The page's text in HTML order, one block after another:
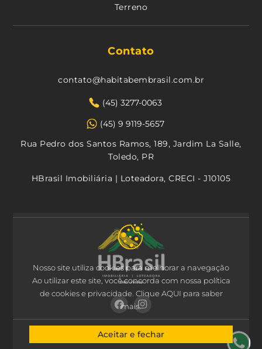
Terreno
Contato
contato@habitabembrasil.com.br
(45) 3277-0063
(45) 9 9119-5657
Rua Pedro dos Santos Ramos, 189, Jardim La Salle,
Toledo, PR
HBrasil Imobiliária | Loteadora, CRECI - J10105
Nosso site utiliza cookies para melhorar a navegação
Ao utilizar este site, você concorda com nossa política
de cookies e privacidade. Clique AQUI para saber
mais.
Aceitar e fechar